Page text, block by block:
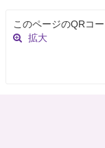
このページのQRコー
拡大